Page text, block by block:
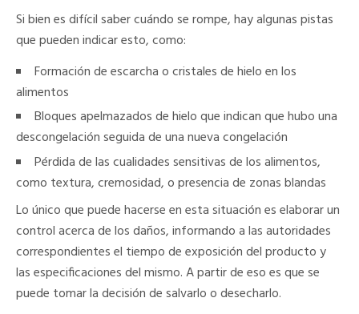
Si bien es difícil saber cuándo se rompe, hay algunas pistas
que pueden indicar esto, como:
Formación de escarcha o cristales de hielo en los
alimentos
Bloques apelmazados de hielo que indican que hubo una
descongelación seguida de una nueva congelación
Pérdida de las cualidades sensitivas de los alimentos,
como textura, cremosidad, o presencia de zonas blandas
Lo único que puede hacerse en esta situación es elaborar un
control acerca de los daños, informando a las autoridades
correspondientes el tiempo de exposición del producto y
las especificaciones del mismo. A partir de eso es que se
puede tomar la decisión de salvarlo o desecharlo.